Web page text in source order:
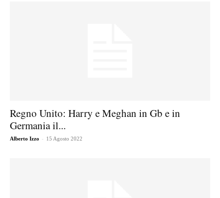
Regno Unito: Harry e Meghan in Gb e in
Germania il...
Alberto Izzo - 15 Agosto 2022